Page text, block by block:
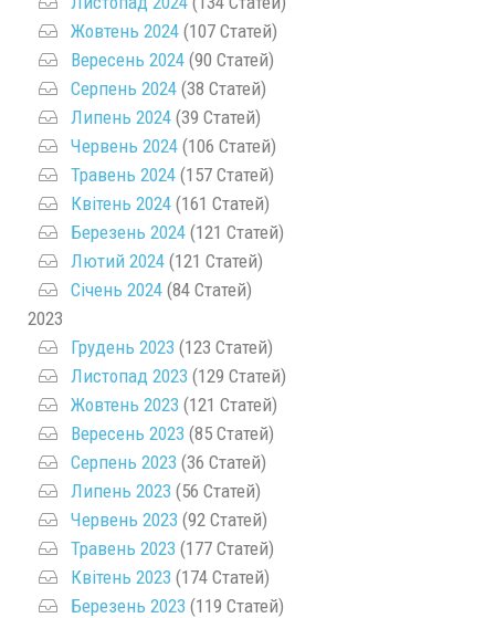
Жовтень 2024 (107 Статей)
Вересень 2024 (90 Статей)
Серпень 2024 (38 Статей)
Липень 2024 (39 Статей)
Червень 2024 (106 Статей)
Травень 2024 (157 Статей)
Квітень 2024 (161 Статей)
Березень 2024 (121 Статей)
Лютий 2024 (121 Статей)
Січень 2024 (84 Статей)
2023
Грудень 2023 (123 Статей)
Листопад 2023 (129 Статей)
Жовтень 2023 (121 Статей)
Вересень 2023 (85 Статей)
Серпень 2023 (36 Статей)
Липень 2023 (56 Статей)
Червень 2023 (92 Статей)
Травень 2023 (177 Статей)
Квітень 2023 (174 Статей)
Березень 2023 (119 Статей)